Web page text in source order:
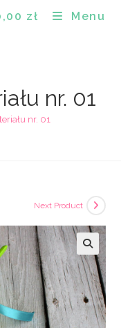
zł Menu
nr. 01
nr. 01
Next Product